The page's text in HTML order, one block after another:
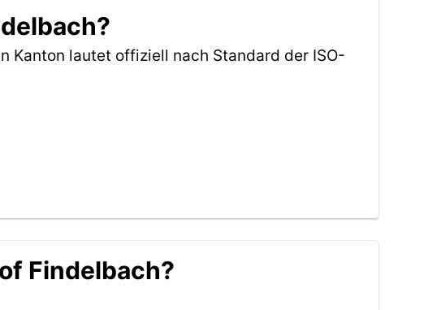
Kanton lautet offiziell nach Standard der ISO-
Findelbach?